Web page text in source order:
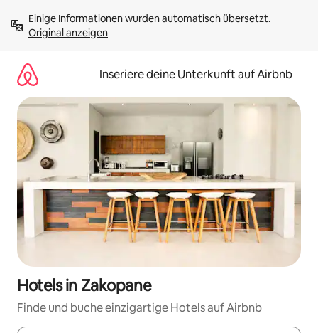
Inhalten
springenOriginal anzeigen
Inseriere deine Unterkunft auf Airbnb
Hotels in Zakopane
Finde und buche einzigartige Hotels auf Airbnb